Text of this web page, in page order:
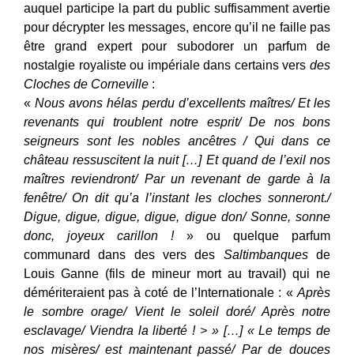
auquel participe la part du public suffisamment avertie
pour décrypter les messages, encore qu’il ne faille pas
être grand expert pour subodorer un parfum de
nostalgie royaliste ou impériale dans certains vers des
Cloches de Corneville :
«Nous avons hélas perdu d’excellents maîtres/ Et les
revenants qui troublent notre esprit/ De nos bons
seigneurs sont les nobles ancêtres / Qui dans ce
château ressuscitent la nuit […] Et quand de l’exil nos
maîtres reviendront/ Par un revenant de garde à la
fenêtre/ On dit qu’a l’instant les cloches sonneront./
Digue, digue, digue, digue, digue don/ Sonne, sonne
donc, joyeux carillon !» ou quelque parfum
communard dans des vers des Saltimbanquesde
Louis Ganne (fils de mineur mort au travail) qui ne
démériteraient pas à coté de l’Internationale : « Après
le sombre orage/ Vient le soleil doré/ Après notre
esclavage/ Viendra la liberté ! > » […] « Le temps de
nos misères/ est maintenant passé/ Par de douces